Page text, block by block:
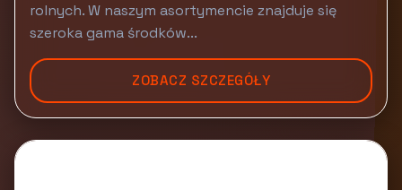
rolnych. W naszym asortymencie znajduje się
szeroka gama środków...
ZOBACZ SZCZEGÓŁY